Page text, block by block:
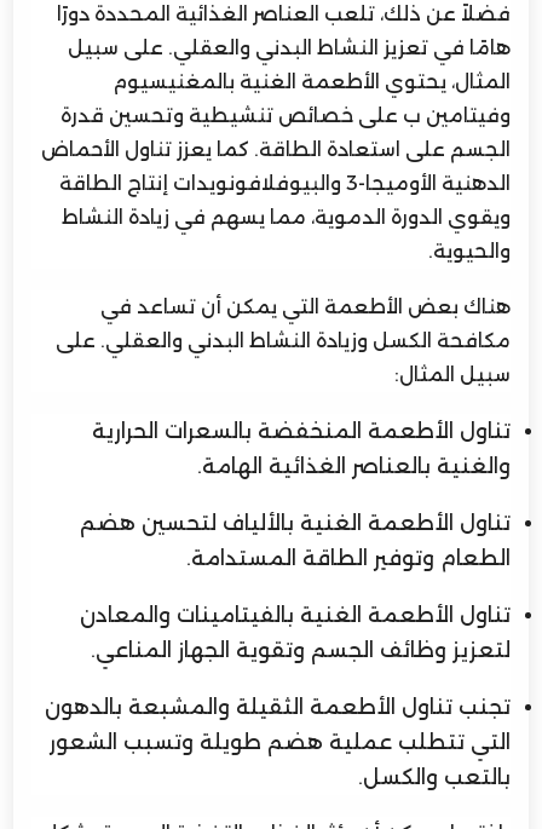
فضلاً عن ذلك، تلعب العناصر الغذائية المحددة دورًا
هامًا في تعزيز النشاط البدني والعقلي. على سبيل
المثال، يحتوي الأطعمة الغنية بالمغنيسيوم
وفيتامين ب على خصائص تنشيطية وتحسين قدرة
الجسم على استعادة الطاقة. كما يعزز تناول الأحماض
الدهنية الأوميجا-3 والبيوفلافونويدات إنتاج الطاقة
ويقوي الدورة الدموية، مما يسهم في زيادة النشاط
والحيوية.
هناك بعض الأطعمة التي يمكن أن تساعد في
مكافحة الكسل وزيادة النشاط البدني والعقلي. على
سبيل المثال:
تناول الأطعمة المنخفضة بالسعرات الحرارية
والغنية بالعناصر الغذائية الهامة.
تناول الأطعمة الغنية بالألياف لتحسين هضم
الطعام وتوفير الطاقة المستدامة.
تناول الأطعمة الغنية بالفيتامينات والمعادن
لتعزيز وظائف الجسم وتقوية الجهاز المناعي.
تجنب تناول الأطعمة الثقيلة والمشبعة بالدهون
التي تتطلب عملية هضم طويلة وتسبب الشعور
بالتعب والكسل.